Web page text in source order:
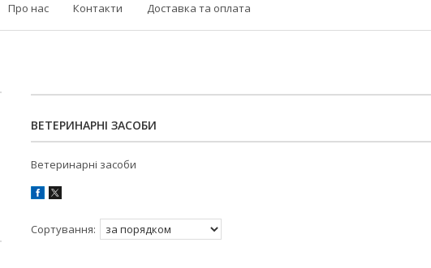
Про нас Контакти Доставка та оплата
ВЕТЕРИНАРНІ ЗАСОБИ
Ветеринарні засоби